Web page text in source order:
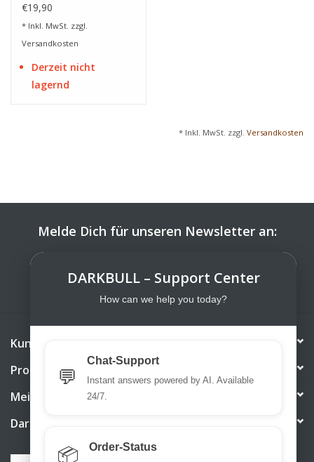
€19,90
* Inkl. MwSt. zzgl.
Versandkosten
Derzeit nicht
lagernd
* Inkl. MwSt. zzgl. Versandkosten
Melde Dich für unseren Newsletter an:
Kundendienst
Produkte
Mein Konto
DarkBull TrendStore
DARKBULL – Support Center
How can we help you today?
💬
Chat-Support
Instant answers powered by AI. Available
24/7.
📦 Order-Status